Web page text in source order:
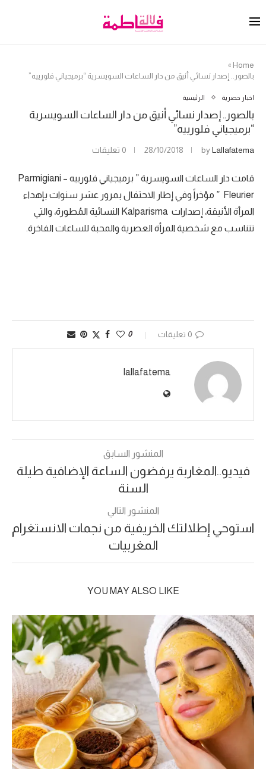
Home
»
بالصور.. إصدار نسائي أنيق من دار الساعات السويسرية “برميجياني فلورييه”
اخبار حصرية الرئيسية
بالصور.. إصدار نسائي أنيق من دار الساعات السويسرية
“برميجياني فلورييه”
byLallafatema
28/10/2018 0 تعليقات
قامت دار الساعات السويسرية ” برميجياني فلورييه – Parmigiani
Fleurier ” مؤخراً وفي إطار الاحتفال بمرور عشر سنوات بإهداء
المرأة الأنيقة، إصدارات Kalparisma النسائية المُطورة، والتي
تتناسب مع شخصية المرأة العصرية والمحبة للساعات الفاخرة.
0 تعليقات 0
lallafatema
المنشور السابق
فيديو..المغاربة يرفضون الساعة الإضافية طيلة
السنة
المنشور التالي
استوحي إطلالتك الخريفية من نجمات الانستغرام
المغربيات
YOU MAY ALSO LIKE